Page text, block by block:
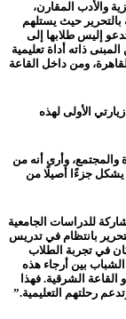
والأدب المقارن،
بالتحرير حيث يستلهم
إليس طلابها إلى
ذاته أداة تعليمية
ومن داخل القاعة
الأولى لهذه
والمجتمع، وأرى أنه من
يشكل جزءًا أصيلًا من
للدراسات الجامعية
بانتظام في تدريس
في تجربة الطلاب
الشباب بين أرجاء هذه
القاعة الشرقية. فهذا
رحلتهم التعليمية.”